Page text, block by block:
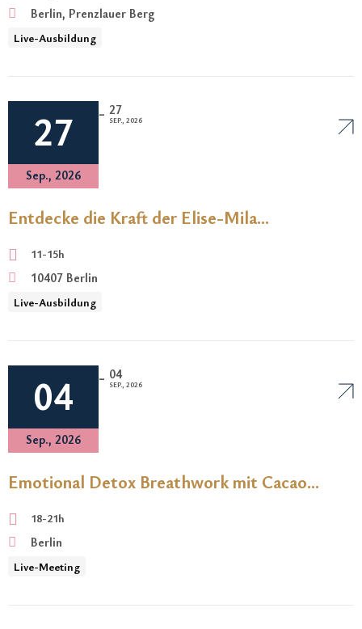
Berlin, Prenzlauer Berg
Live-Ausbildung
27
Sep., 2026
- 27
SEP., 2026
Entdecke die Kraft der Elise-Mila
Heilmethode und werde Kanal durch eine
Elisen Einweihung
11-15h
10407 Berlin
Live-Ausbildung
04
Sep., 2026
- 04
SEP., 2026
Emotional Detox Breathwork mit Cacao
und Get Together – 18-21h
18-21h
Berlin
Live-Meeting